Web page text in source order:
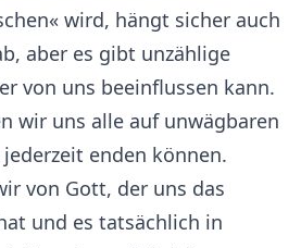
wird, hängt sicher auch
aber es gibt unzählige
von uns beeinflussen kann.
wir uns alle auf unwägbaren
enden können.
von Gott, der uns das
und es tatsächlich in